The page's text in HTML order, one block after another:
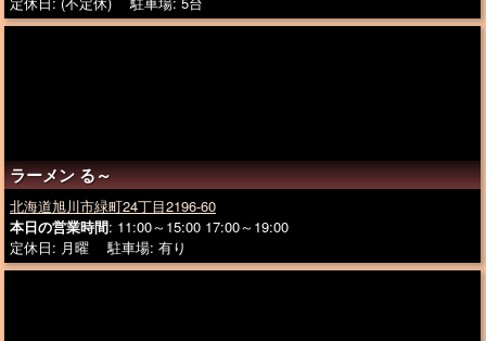
ラーメン る～
北海道旭川市緑町24丁目2196-60
本日の営業時間: 11:00～15:00 17:00～19:00
定休日: 月曜 駐車場: 有り